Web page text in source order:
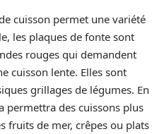
cuisson permet une variété
les plaques de fonte sont
rouges qui demandent
cuisson lente. Elles sont
grillages de légumes. En
permettra des cuissons plus
fruits de mer, crêpes ou plats